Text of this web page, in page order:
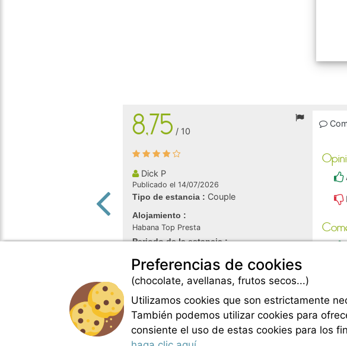
8,75 / 10
Dick P
Publicado el 14/07/2026
Tipo de estancia : Couple
Alojamiento :
Habana Top Presta
Periodo de la estancia :
Preferencias de cookies
(chocolate, avellanas, frutos secos...)
Utilizamos cookies que son estrictamente
También podemos utilizar cookies para
consiente el uso de estas cookies para los